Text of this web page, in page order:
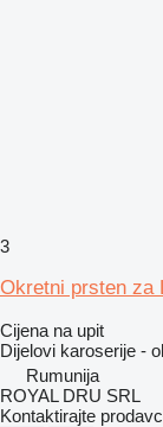
3
Okretni prsten za
Cijena na upit
Dijelovi karoserije -
Rumunija
ROYAL DRU SRL
Kontaktirajte